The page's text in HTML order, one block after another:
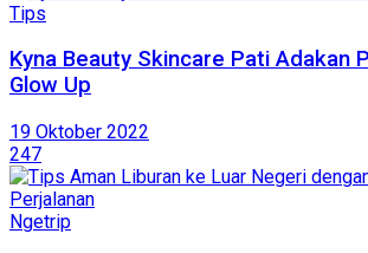
Tips
Kyna Beauty Skincare Pati Adakan
Glow Up
19 Oktober 2022
247
Ngetrip